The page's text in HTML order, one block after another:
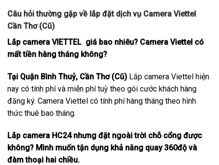
Câu hỏi thường gặp về lắp đặt dịch vụ Camera Viettel
Cần Thơ (Cũ)
Lắp camera VIETTEL giá bao nhiêu? Camera Viettel có
mất tiền hàng tháng không?
Tại Quận Bình Thuỷ, Cần Thơ (Cũ) Lắp camera Viettel hiện
nay có tính phí và miễn phí tuỳ theo gói cước khách hàng
đăng ký. Camera Viettel có tính phí hàng tháng theo hình
thức thuê bao tháng.
Lắp camera HC24 nhưng đặt ngoài trời chỗ cổng được
không? Mình muốn tận dụng khả năng quay 360độ và
đàm thoại hai chiều.